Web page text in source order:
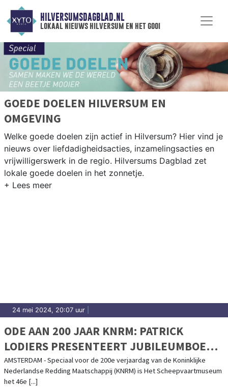
HILVERSUMSDAGBLAD.NL
lokaal nieuws hilversum en het gooi
GOEDE DOELEN HILVERSUM EN
OMGEVING
Welke goede doelen zijn actief in Hilversum? Hier vind je
nieuws over liefdadigheidsacties, inzamelingsacties en
vrijwilligerswerk in de regio. Hilversums Dagblad zet
lokale goede doelen in het zonnetje.
24 mei 2024, 20:07 uur
ODE AAN 200 JAAR KNRM: PATRICK
LODIERS PRESENTEERT JUBILEUMBOEK
EN ONTHULT UNIEKE POSTNL POSTZEGEL
VANUIT HET SCHEEPVAARTMUSEUM
AMSTERDAM - Speciaal voor de 200e verjaardag van de Koninklijke
Nederlandse Redding Maatschappij (KNRM) is Het Scheepvaartmuseum
het 46e [...]